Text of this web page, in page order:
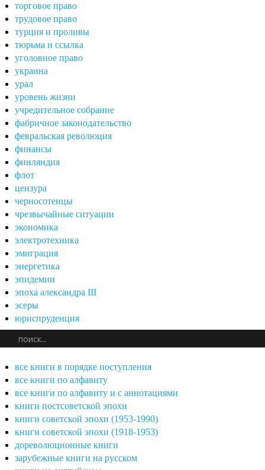
торговое право
трудовое право
турция и проливы
тюрьма и ссылка
уголовное право
украина
урал
уровень жизни
учредительное собрание
фабричное законодательство
февральская революция
финансы
финляндия
флот
цензура
черносотенцы
чрезвычайные ситуации
экономика
электротехника
эмиграция
энергетика
эпидемии
эпоха александра III
эсеры
юриспруденция
все книги в порядке поступления
все книги по алфавиту
все книги по алфавиту и с аннотациями
книги постсоветской эпохи
книги советской эпохи (1953-1990)
книги советской эпохи (1918-1953)
дореволюционные книги
зарубежные книги на русском